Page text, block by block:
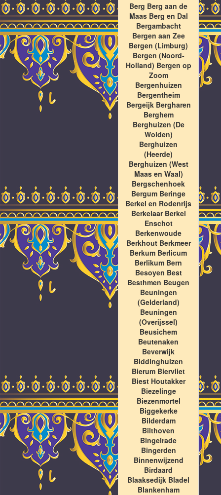
Berg Berg aan de
Maas Berg en Dal
Bergambacht
Bergen aan Zee
Bergen (Limburg)
Bergen (Noord-
Holland) Bergen op
Zoom
Bergenhuizen
Bergentheim
Bergeijk Bergharen
Berghem
Berghuizen (De
Wolden)
Berghuizen
(Heerde)
Berghuizen (West
Maas en Waal)
Bergschenhoek
Bergum Beringe
Berkel en Rodenrijs
Berkelaar Berkel
Enschot
Berkenwoude
Berkhout Berkmeer
Berkum Berlicum
Berlikum Bern
Besoyen Best
Besthmen Beugen
Beuningen
(Gelderland)
Beuningen
(Overijssel)
Beusichem
Beutenaken
Beverwijk
Biddinghuizen
Bierum Biervliet
Biest Houtakker
Biezelinge
Biezenmortel
Biggekerke
Bilderdam
Bilthoven
Bingelrade
Bingerden
Binnenwijzend
Birdaard
Blaaksedijk Bladel
Blankenham